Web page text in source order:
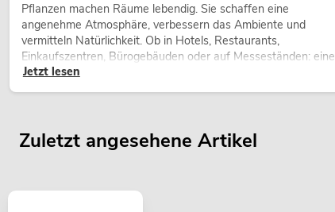
Pflanzen machen Räume lebendig. Sie schaffen eine
angenehme Atmosphäre, verbessern das Ambiente und
vermitteln Natürlichkeit. Ob in Hotels, Restaurants,
Einkaufszentren, Bürogebäuden oder auf Messeständen: eine
hochwertige Begrünung gehört heute längst zum modernen
Raumkonzept.
Jetzt lesen
Zuletzt angesehene Artikel